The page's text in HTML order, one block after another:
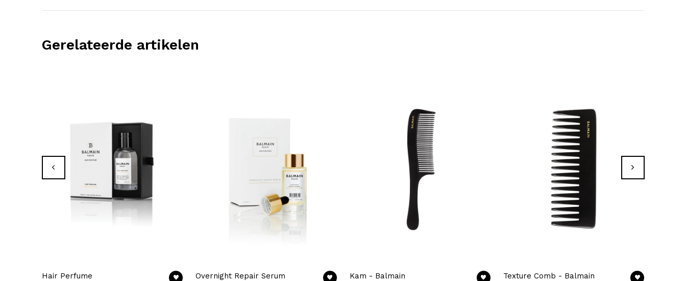
Gerelateerde artikelen
Hair Perfume Overnight Repair Serum Kam - Balmain Texture Comb - Balmain